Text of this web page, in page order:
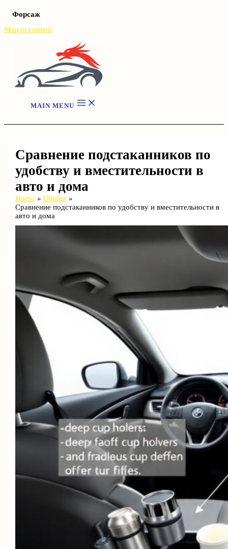
Форсаж
Skip to content
MAIN MENU
Сравнение подстаканников по
удобству и вместительности в
авто и дома
Home
Общая
Сравнение подстаканников по удобству и вместительности в
авто и дома